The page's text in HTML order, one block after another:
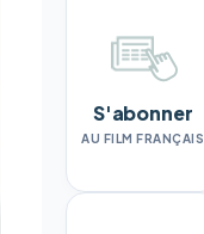
S'abonner
AU FILM FRANÇAIS